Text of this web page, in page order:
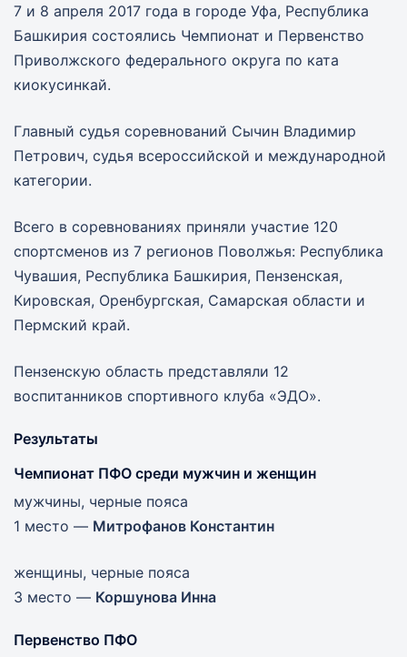
7 и 8 апреля 2017 года в городе Уфа, Республика
Башкирия состоялись Чемпионат и Первенство
Приволжского федерального округа по ката
киокусинкай.
Главный судья соревнований Сычин Владимир
Петрович, судья всероссийской и международной
категории.
Всего в соревнованиях приняли участие 120
спортсменов из 7 регионов Поволжья: Республика
Чувашия, Республика Башкирия, Пензенская,
Кировская, Оренбургская, Самарская области и
Пермский край.
Пензенскую область представляли 12
воспитанников спортивного клуба «ЭДО».
Результаты
Чемпионат ПФО среди мужчин и женщин
мужчины, черные пояса
1 место — Митрофанов Константин
женщины, черные пояса
3 место — Коршунова Инна
Первенство ПФО